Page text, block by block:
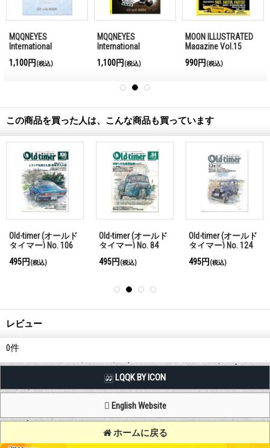
MQQNEYES
International
2016-2017
1,100円 (税込)
MQQNEYES
International
2016
1,100円 (税込)
MOON ILLUSTRATED
Magazine Vol.15
990円 (税込)
この商品を買った人は、こんな商品も買っています
Old-timer (オールド
タイマー) No. 106
495円 (税込)
Old-timer (オールド
タイマー) No. 84
495円 (税込)
Old-timer (オールド
タイマー) No. 124
495円 (税込)
レビュー
0件
LQQK BY ICON
English Website
ホームに戻る